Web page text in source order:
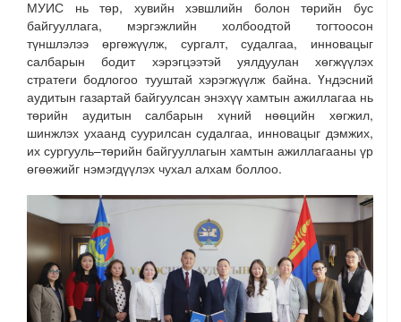
МУИС нь төр, хувийн хэвшлийн болон төрийн бус
байгууллага, мэргэжлийн холбоодтой тогтоосон
түншлэлээ өргөжүүлж, сургалт, судалгаа, инновацыг
салбарын бодит хэрэгцээтэй уялдуулан хөгжүүлэх
стратеги бодлогоо тууштай хэрэгжүүлж байна. Үндэсний
аудитын газартай байгуулсан энэхүү хамтын ажиллагаа нь
төрийн аудитын салбарын хүний нөөцийн хөгжил,
шинжлэх ухаанд суурилсан судалгаа, инновацыг дэмжих,
их сургууль–төрийн байгууллагын хамтын ажиллагааны үр
өгөөжийг нэмэгдүүлэх чухал алхам боллоо.